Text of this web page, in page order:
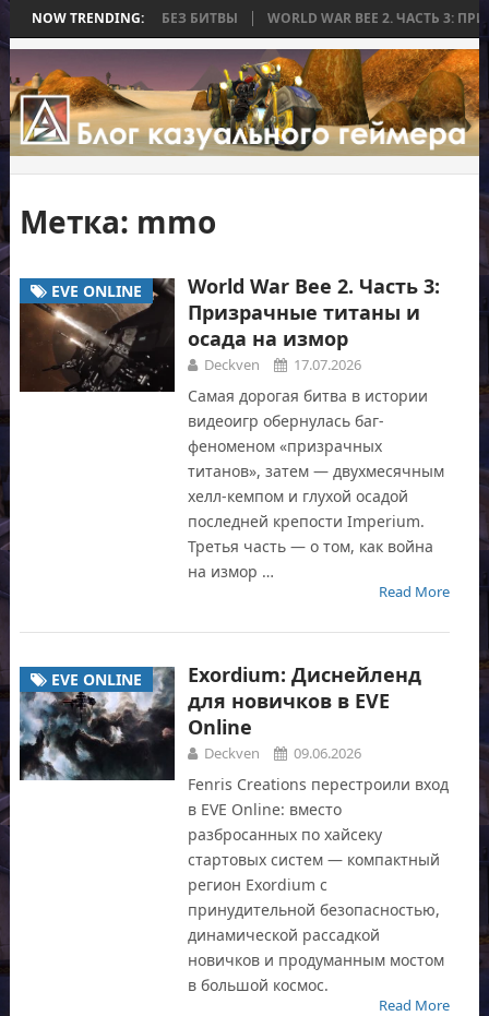
NOW TRENDING:
ЗАКОНЧИЛАСЬ БЕЗ БИТВЫ WORLD WAR BEE 2. ЧАСТЬ 3:
Метка: mmo
EVE ONLINE
World War Bee 2. Часть 3:
Призрачные титаны и
осада на измор
Deckven 17.07.2026
Самая дорогая битва в истории
видеоигр обернулась баг-
феноменом «призрачных
титанов», затем — двухмесячным
хелл-кемпом и глухой осадой
последней крепости Imperium.
Третья часть — о том, как война
на измор …
Read More
EVE ONLINE
Exordium: Диснейленд
для новичков в EVE
Online
Deckven 09.06.2026
Fenris Creations перестроили вход
в EVE Online: вместо
разбросанных по хайсеку
стартовых систем — компактный
регион Exordium с
принудительной безопасностью,
динамической рассадкой
новичков и продуманным мостом
в большой космос.
Read More